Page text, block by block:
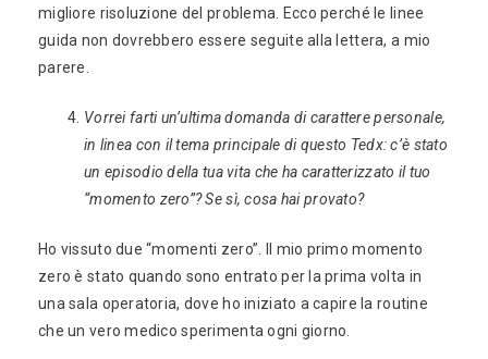
migliore risoluzione del problema. Ecco perché le linee
guida non dovrebbero essere seguite alla lettera, a mio
parere.
Vorrei farti un’ultima domanda di carattere personale,
in linea con il tema principale di questo Tedx: c’è stato
un episodio della tua vita che ha caratterizzato il tuo
“momento zero”? Se sì, cosa hai provato?
Ho vissuto due “momenti zero”. Il mio primo momento
zero è stato quando sono entrato per la prima volta in
una sala operatoria, dove ho iniziato a capire la routine
che un vero medico sperimenta ogni giorno.